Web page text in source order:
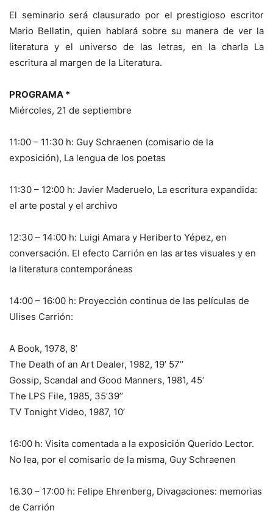
El seminario será clausurado por el prestigioso escritor
Mario Bellatin, quien hablará sobre su manera de ver la
literatura y el universo de las letras, en la charla La
escritura al margen de la Literatura.
PROGRAMA *
Miércoles, 21 de septiembre
11:00 – 11:30 h: Guy Schraenen (comisario de la
exposición), La lengua de los poetas
11:30 – 12:00 h: Javier Maderuelo, La escritura expandida:
el arte postal y el archivo
12:30 – 14:00 h: Luigi Amara y Heriberto Yépez, en
conversación. El efecto Carrión en las artes visuales y en
la literatura contemporáneas
14:00 – 16:00 h: Proyección continua de las películas de
Ulises Carrión:
A Book, 1978, 8’
The Death of an Art Dealer, 1982, 19’ 57’’
Gossip, Scandal and Good Manners, 1981, 45’
The LPS File, 1985, 35’39’’
TV Tonight Video, 1987, 10’
16:00 h: Visita comentada a la exposición Querido Lector.
No lea, por el comisario de la misma, Guy Schraenen
16.30 – 17:00 h: Felipe Ehrenberg, Divagaciones: memorias
de Carrión